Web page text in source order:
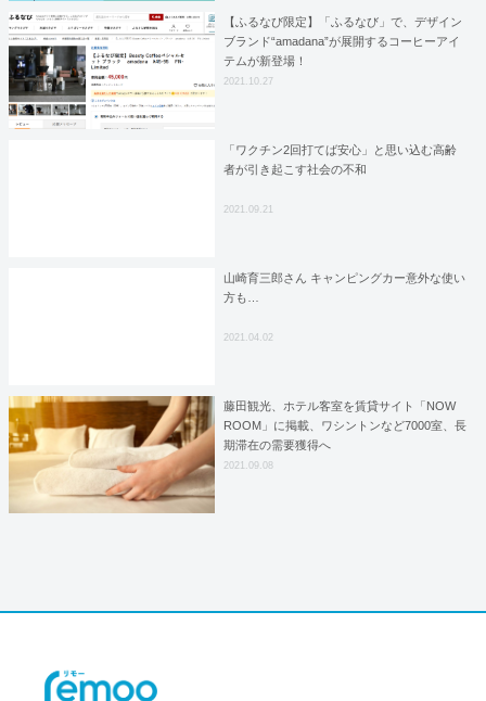
【ふるなび限定】「ふるなび」で、デザイン
ブランド“amadana”が展開するコーヒーアイ
テムが新登場！
2021.10.27
「ワクチン2回打てば安心」と思い込む高齢
者が引き起こす社会の不和
2021.09.21
山崎育三郎さん キャンピングカー意外な使い
方も…
2021.04.02
藤田観光、ホテル客室を賃貸サイト「NOW
ROOM」に掲載、ワシントンなど7000室、長
期滞在の需要獲得へ
2021.09.08